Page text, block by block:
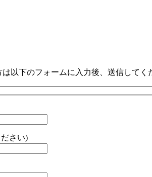
以下のフォームに入力後、送信してく
さい)